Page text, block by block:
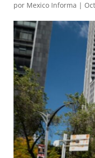
por Mexico Informa |